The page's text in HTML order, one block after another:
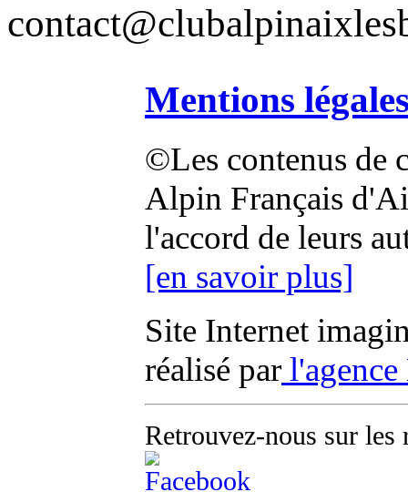
Mentions
©Les contenus de
Alpin Français
l'accord de leurs
[en savoir plus]
Site Internet
réalisé par
Retrouvez-nous sur les